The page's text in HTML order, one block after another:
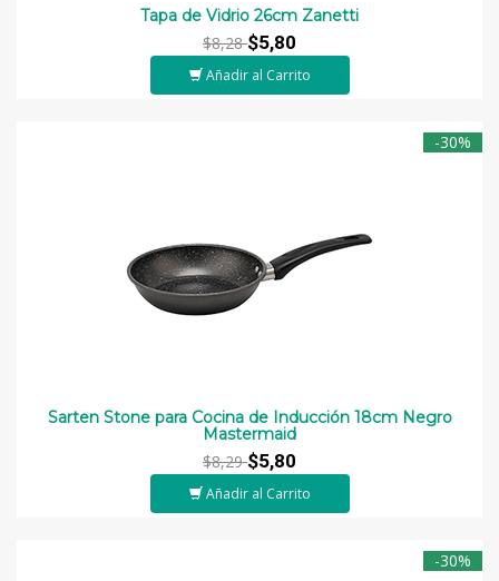
Tapa de Vidrio 26cm Zanetti
$8,28$5,80
Añadir al Carrito
-30%
Sarten Stone para Cocina de Inducción 18cm Negro
Mastermaid
$8,29$5,80
Añadir al Carrito
-30%